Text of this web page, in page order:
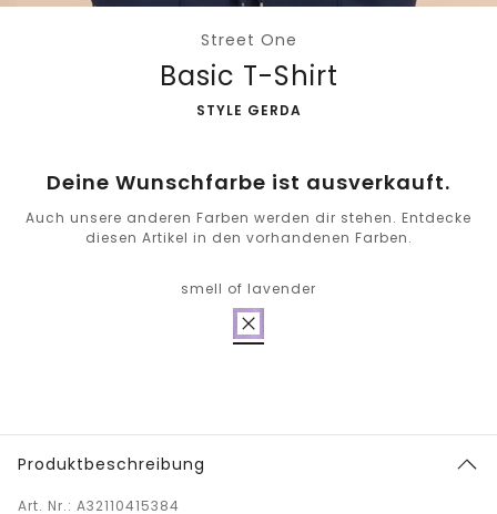
Street One
Basic T-Shirt
-
STYLE GERDA
Deine Wunschfarbe ist ausverkauft.
Auch unsere anderen Farben werden dir stehen. Entdecke
diesen Artikel in den vorhandenen Farben.
smell of lavender
Produktbeschreibung
Art. Nr.: A32110415384